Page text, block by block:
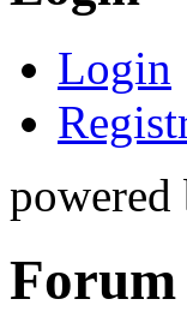
Login
powered